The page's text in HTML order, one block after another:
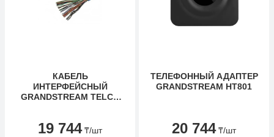
КАБЕЛЬ
ИНТЕРФЕЙСНЫЙ
GRANDSTREAM TELCO
19 744 ₸/шт
ТЕЛЕФОННЫЙ АДАПТЕР
GRANDSTREAM HT801
20 744 ₸/шт